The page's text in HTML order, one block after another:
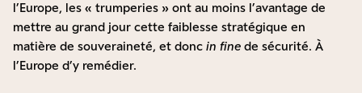
l’Europe, les « trumperies » ont au moins l’avantage de
mettre au grand jour cette faiblesse stratégique en
matière de souveraineté, et donc in fine de sécurité. À
l’Europe d’y remédier.